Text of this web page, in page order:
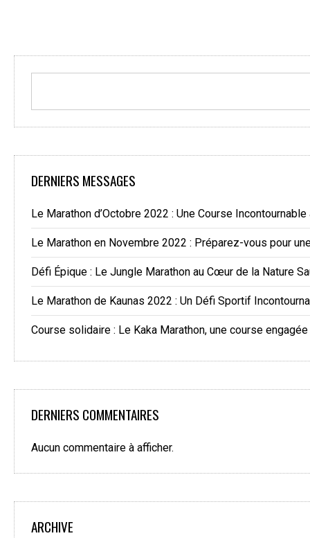
DERNIERS MESSAGES
Le Marathon d’Octobre 2022 : Une Course
Le Marathon en Novembre 2022 : Préparez-vous pour
Défi Épique : Le Jungle Marathon au Cœur de la Nature
Le Marathon de Kaunas 2022 : Un Défi Sportif
Course solidaire : Le Kaka Marathon, une course
DERNIERS COMMENTAIRES
Aucun commentaire à afficher.
ARCHIVE